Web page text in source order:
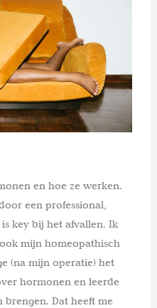
en hoe ze werken.
een professional,
key bij het afvallen. Ik
mijn homeopathisch
(na mijn operatie) het
hormonen en leerde
brengen. Dat heeft me